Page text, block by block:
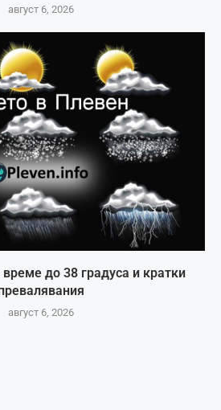
август 6, 2026
до 38 градуса и кратки
август 6, 2026